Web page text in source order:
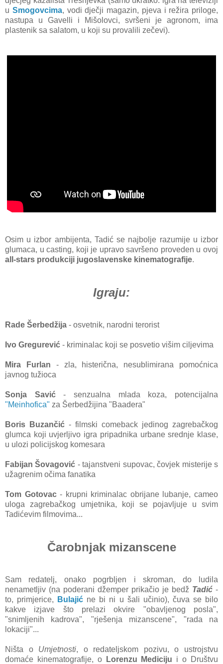
u Smogovcima, vodi dječji magazin, pjeva i režira priloge,
nastupa u Gavelli i Mišolovci, svršeni je agronom, ima
plastenik sa salatom, u koji su provalili zečevi).
Osim u izbor ambijenta, Tadić se najbolje razumije u izbor
glumaca, u casting, koji je upravo savršeno proveden u ovoj
all-stars produkciji jugoslavenske kinematografije.
Igraju:
Rade Šerbedžija - osvetnik, narodni terorist
Ivo Gregurević - kriminalac koji se posvetio višim ciljevima
Mira Furlan - zla, histerična, nesublimirana pomoćnica
javnog tužioca
Sonja Savić- senzualna mlada koza, potencijalna
"Meinhofica" za Šerbedžijina "Baadera"
Boris Buzančić - filmski comeback jedinog zagrebačkog
glumca koji uvjerljivo igra pripadnika urbane srednje klase,
u ulozi policijskog komesara
Fabijan Šovagović - tajanstveni supovac, čovjek misterije s
užagrenim očima fanatika
Tom Gotovac- krupni kriminalac obrijane lubanje, cameo
uloga zagrebačkog umjetnika, koji se pojavljuje u svim
Tadićevim filmovima...
Čarobnjak mizanscene
Sam redatelj, onako pogrbljen i skroman, do ludila
nenametljiv (na poderani džemper prikačio je bedž Tadić -
to, primjerice, Bulajić ne bi ni u šali učinio), čuva se bilo
kakve izjave što prelazi okvire "obavljenog posla",
"snimljenih kadrova", "rješenja mizanscene", "rada na
lokaciji"...
Ništa o Umjetnosti, o redateljskom pozivu, o ustrojstvu
domaće kinematografije, o
Lorenzu Mediciju i o Društvu